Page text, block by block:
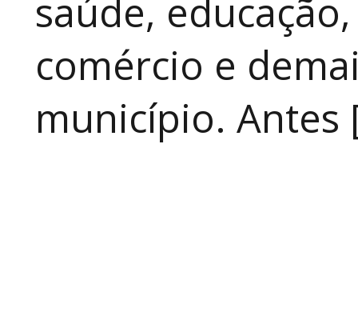
saúde,
comércio e
município.